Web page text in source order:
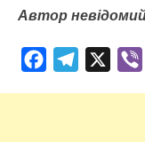
Автор
FacebookTelegram